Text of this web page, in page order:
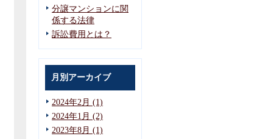
分譲マンションに関
係する法律
訴訟費用とは？
月別アーカイブ
2024年2月 (1)
2024年1月 (2)
2023年8月 (1)